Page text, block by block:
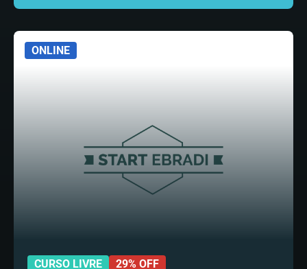
ONLINE
CURSO LIVRE 29% OFF